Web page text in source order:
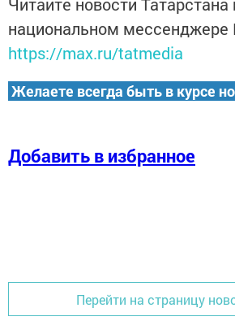
Читайте новости Татарстана
национальном мессенджере
https://max.ru/tatmedia
Желаете всегда быть в курсе
Добавить в избранное
Перейти на страницу